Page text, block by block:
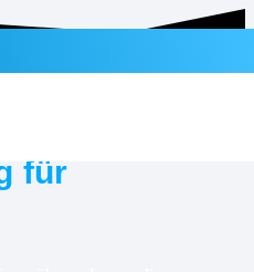
für